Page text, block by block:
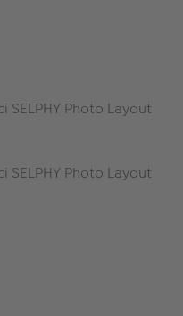
SELPHY Photo Layout
SELPHY Photo Layout